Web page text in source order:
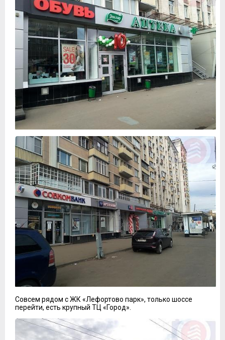
Совсем рядом с ЖК «Лефортово парк», только шоссе
перейти, есть крупный ТЦ «Город».